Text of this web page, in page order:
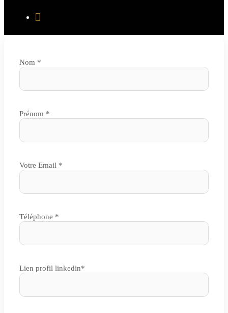
Nom *
Prénom *
Votre Email *
Téléphone *
Lien profil linkedin*